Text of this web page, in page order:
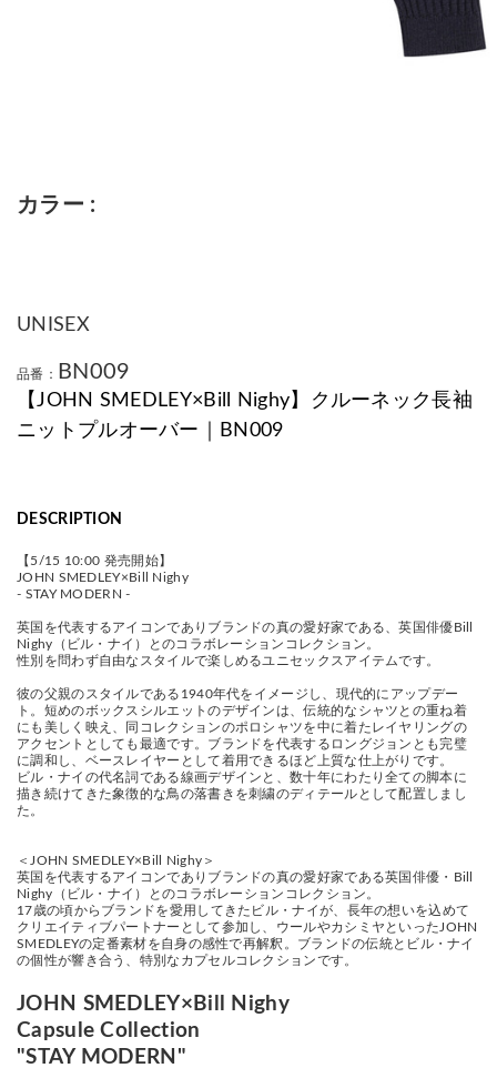
カラー
UNISEX
品番： BN009
【JOHN SMEDLEY×Bill Nighy】クルーネック長袖
ニットプルオーバー｜BN009
DESCRIPTION
【5/15 10:00 発売開始】
JOHN SMEDLEY×Bill Nighy
- STAY MODERN -
英国を代表するアイコンでありブランドの真の愛好家である、英国俳優Bill
Nighy（ビル・ナイ）とのコラボレーションコレクション。
性別を問わず自由なスタイルで楽しめるユニセックスアイテムです。
彼の父親のスタイルである1940年代をイメージし、現代的にアップデー
ト。短めのボックスシルエットのデザインは、伝統的なシャツとの重ね着
にも美しく映え、同コレクションのポロシャツを中に着たレイヤリングの
アクセントとしても最適です。ブランドを代表するロングジョンとも完璧
に調和し、ベースレイヤーとして着用できるほど上質な仕上がりです。
ビル・ナイの代名詞である線画デザインと、数十年にわたり全ての脚本に
描き続けてきた象徴的な鳥の落書きを刺繍のディテールとして配置しまし
た。
＜JOHN SMEDLEY×Bill Nighy＞
英国を代表するアイコンでありブランドの真の愛好家である英国俳優・Bill
Nighy（ビル・ナイ）とのコラボレーションコレクション。
17歳の頃からブランドを愛用してきたビル・ナイが、長年の想いを込めて
クリエイティブパートナーとして参加し、ウールやカシミヤといったJOHN
SMEDLEYの定番素材を自身の感性で再解釈。ブランドの伝統とビル・ナイ
の個性が響き合う、特別なカプセルコレクションです。
JOHN SMEDLEY×Bill Nighy
Capsule Collection
"STAY MODERN"